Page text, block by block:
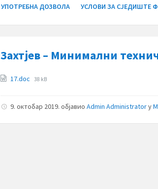
УПОТРЕБНА ДОЗВОЛА
УСЛОВИ ЗА СЈЕДИШТЕ
Захтјев – Минимални
Прилози
17.doc File
38 kB
9. октобар 2019.објавиоAdmin Administratorу